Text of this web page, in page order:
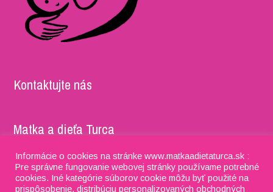
Kontaktujte nás
Matka a dieťa Turca
Adresa: Timravy 5052/27, 036 01 Martin IČO: 37981722,
DIČ: 2022201995 IBAN: SK91 8330 0000 0028 0115 4076
Informácie o cookies na stránke www.matkaadietaturca.sk :
Pre správne fungovanie webovej stránky používame potrebné
cookies. Iné kategórie súborov cookie môžu byť použité na
prispôsobenie, distribúciu personalizovaných obchodných